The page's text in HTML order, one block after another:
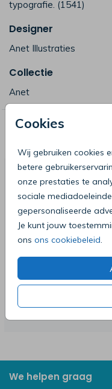
Cookies
Wij gebruiken cookies
betere
onze prestaties te
sociale
gepersonaliseerde
Je kunt jouw
ons ons cookiebeleid
typografie. (1541)
Designer
Anet Illustraties
Collectie
Anet
Deze producten
voor je
We helpen graag